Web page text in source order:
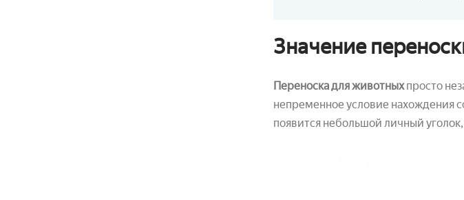
Значение
Переноска для животныхпросто
непременное условие нахождения
появится небольшой личный